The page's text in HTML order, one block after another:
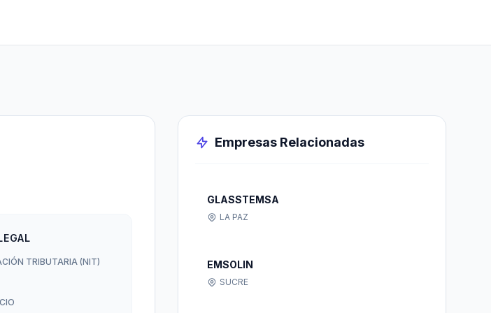
TRIBUTARIA (NIT)
Empresas Relacionadas
GLASSTEMSA
LA PAZ
EMSOLIN
SUCRE